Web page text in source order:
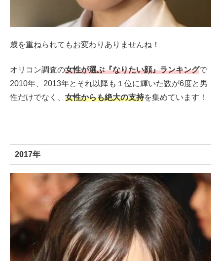
歳を重ねられてもお変わりありませんね！
オリコン調査の女性が選ぶ『なりたい顔』ランキングで
2010年、2013年とそれ以降も１位に輝いた数が6度と男
性だけでなく、 女性からも絶大の支持を集めています！
2017年